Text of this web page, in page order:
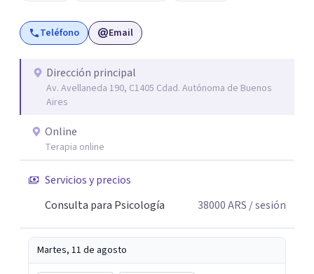
Teléfono Email
Dirección principal
Av. Avellaneda 190, C1405 Cdad. Autónoma de Buenos
Aires
Online
Terapia online
Servicios y precios
Consulta para Psicología
38000ARS / sesión
Martes, 11 de agosto